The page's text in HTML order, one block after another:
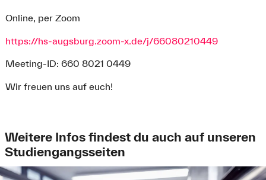
Online, per Zoom
https://hs-augsburg.zoom-x.de/j/66080210449
Meeting-ID: 660 8021 0449
Wir freuen uns auf euch!
Weitere Infos findest du auch auf unseren
Studiengangsseiten